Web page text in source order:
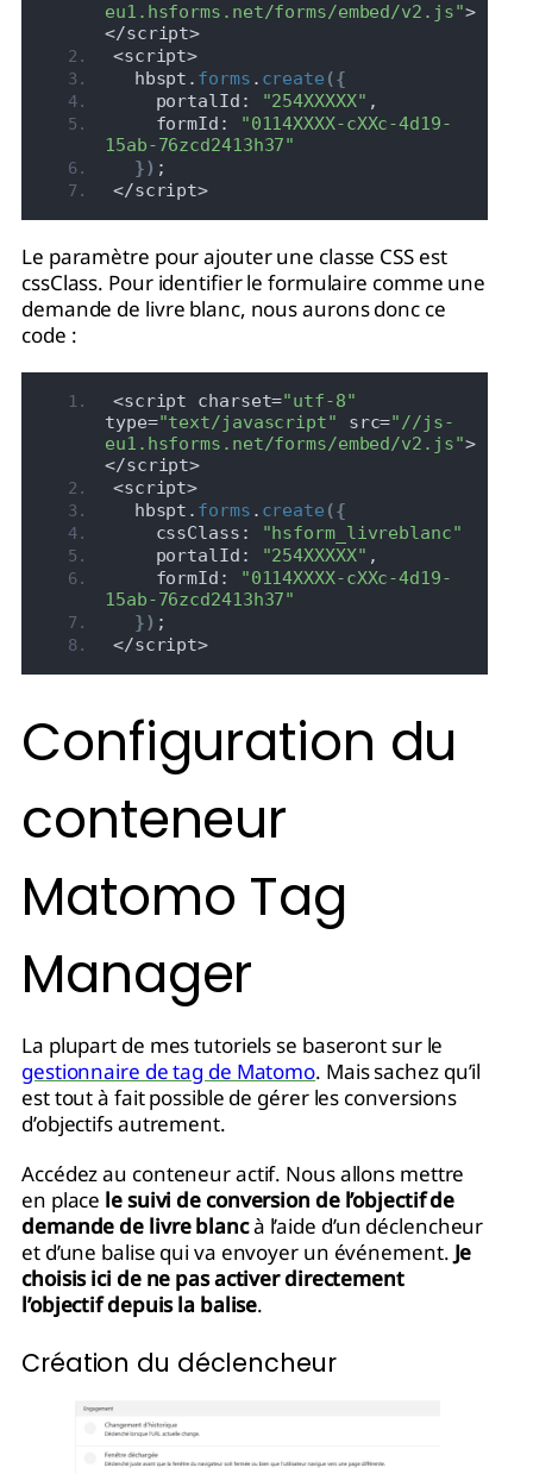
eu1.hsforms.net/forms/embed/v2.js">
</script>
<script>
  hbspt.
forms . create ({
    portalId:
"254XXXXX" ,
    formId:
"0114XXXX-cXXc-4d19-
15ab-76zcd2413h37"
}) ;
</script>
Le paramètre pour ajouter une classe CSS est
cssClass. Pour identifier le formulaire comme une
demande de livre blanc, nous aurons donc ce
code :
<script charset="utf-8"
type="text/javascript" src="//js-
eu1.hsforms.net/forms/embed/v2.js">
</script>
<script>
  hbspt.
forms . create ({
    cssClass:
"hsform_livreblanc"
    portalId:
"254XXXXX" ,
    formId:
"0114XXXX-cXXc-4d19-
15ab-76zcd2413h37"
}) ;
</script>
Configuration du
conteneur
Matomo Tag
Manager
La plupart de mes tutoriels se baseront sur le
gestionnaire de tag de Matomo. Mais sachez qu’il
est tout à fait possible de gérer les conversions
d’objectifs autrement.
Accédez au conteneur actif. Nous allons mettre
en place le suivi de conversion de l’objectif de
demande de livre blancà l’aide d’un déclencheur
et d’une balise qui va envoyer un événement. Je
choisis ici de ne pas activer directement
l’objectif depuis la balise.
Création du déclencheur